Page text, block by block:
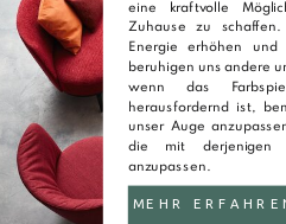
MEHR
eine kraftvolle
Zuhause zu
Energie erhöhen und
beruhigen uns andere
wenn das
herausfordernd ist,
unser Auge
die mit derjenigen
anzupassen.